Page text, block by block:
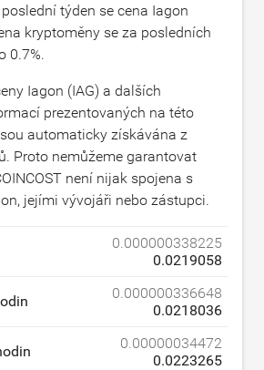
týden se cena Iagon
kryptoměny se za posledních
0.7%.
Iagon (IAG) a dalších
prezentovaných na této
automaticky získávána z
Proto nemůžeme garantovat
není nijak spojena s
jejími vývojáři nebo zástupci.
0.000000338225
0.0219058
0.000000336648
0.0218036
0.00000034472
0.0223265